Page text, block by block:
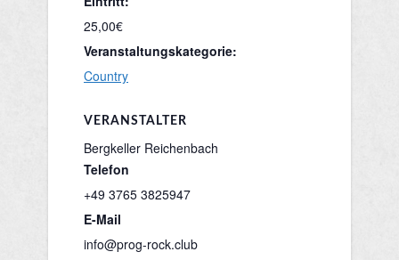
25,00€
Veranstaltungskategorie:
Country
VERANSTALTER
Bergkeller Reichenbach
Telefon
+49 3765 3825947
E-Mail
info@prog-rock.club